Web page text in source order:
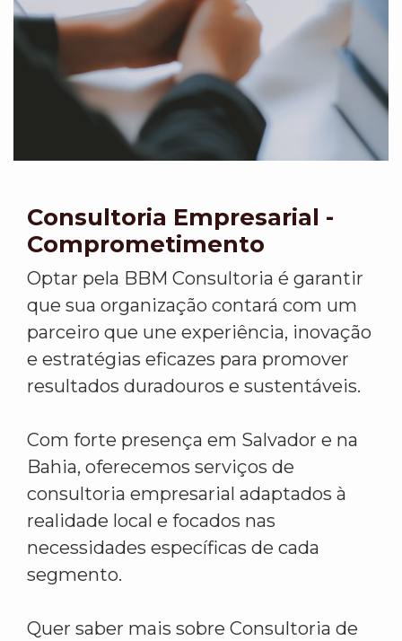
Consultoria Empresarial -
Comprometimento
Optar pela BBM Consultoria é garantir
que sua organização contará com um
parceiro que une experiência, inovação
e estratégias eficazes para promover
resultados duradouros e sustentáveis.
Com forte presença em Salvador e na
Bahia, oferecemos serviços de
consultoria empresarial adaptados à
realidade local e focados nas
necessidades específicas de cada
segmento.
Quer saber mais sobre Consultoria de